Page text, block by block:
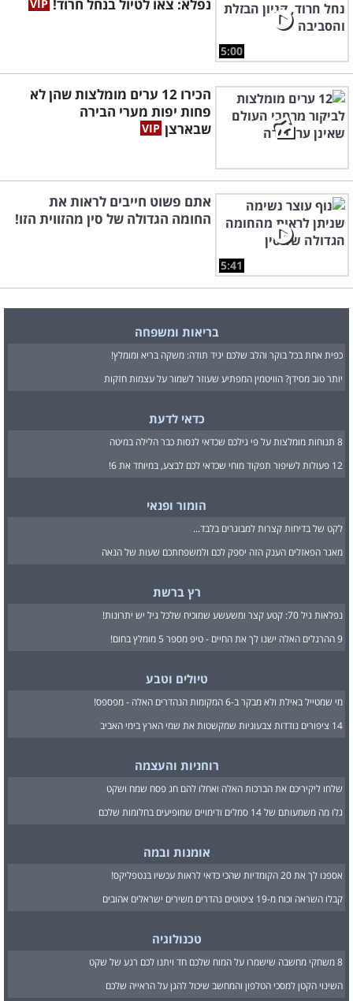
5:00
נפלא: צאו לטיול בנחל חרוד!
הכירו 12 ערים מומלצות שהן לא
פחות יפות מערי הבירה
שבארצן
5:41
אתם פשוט חייבים לראות את
החומה הגדולה של סין מהזווית הזו!
בריאות ומשפחה
כפית אחת בכל בוקר והלב שלכם יגיד תודה: משקה בריא ומומלץ!
יותר טוב מסידן? הוויטמין המפתיע שעוזר לשמור על עצמות חזקות
כדאי לדעת
8 תנוחות מומלצות על פי גילכם שכדאי לנסות כבר הלילה במיטה
12 פעולות לשיפור תפקוד מוחי שכדאי לכם לבצע, במיוחד את 6!
הומור ופנאי
לקט של בדיחות קצרות למבוגרים בלבד...
מאגר הפאזלים הענק הזה יספק לכם ולמשפחתכם שעות של הנאה
רץ ברשת
נפלאות גיל 70: קטע קצר ומשעשע שמוכיח שלכל גיל יש יתרונות!
9 ההרגלים האלה ישנו לך את החיים - טיפ מספר 5 מומלץ בחום!
טיולים וטבע
מי שמטייל באילת ולא מבקר ב-6 המקומות הנהדרים האלה - מפספס!
14 ציפורים נודדות צבעוניות שמקשטות את שמי הארץ בימי האביב
רוחניות והעצמה
שלחו ליקיריכם את הברכות האלה ואחלו להם חג פסח שמח ושקט
גלו מה משמעותם של 14 סמלים ודימויים שמופיעים בחלומות שלכם
אומנות ובמה
אספנו לך את 20 הקומדיות שהכי כדאי לראות עכשיו בנטפליקס!
קבלו השראה וכוח מ-19 ציטוטים נהדרים משירים ישראלים אהובים
טכנולוגיה
8 משחקי מחשבה שישמרו על המוח שלכם חד ויתנו לכם רגע של שקט
השינוי הקטן למסכי הטלפון והמחשב שיכול להגן על הראייה שלכם